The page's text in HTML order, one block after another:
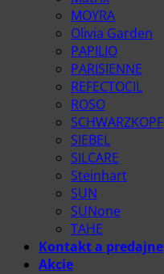
MOYRA
Olivia Garden
PAPILIO
PARISIENNE
REFECTOCIL
ROSO
SCHWARZKOPF
SIEBEL
SILCARE
Steinhart
SUN
SUNone
TAHE
Kontakt a predajne
Akcie